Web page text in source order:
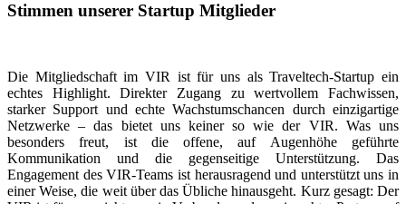
Stimmen unserer Startup Mitglieder
Die Mitgliedschaft im VIR ist für uns als Traveltech-Startup ein
echtes Highlight. Direkter Zugang zu wertvollem Fachwissen,
starker Support und echte Wachstumschancen durch einzigartige
Netzwerke – das bietet uns keiner so wie der VIR. Was uns
besonders freut, ist die offene, auf Augenhöhe geführte
Kommunikation und die gegenseitige Unterstützung. Das
Engagement des VIR-Teams ist herausragend und unterstützt uns in
einer Weise, die weit über das Übliche hinausgeht. Kurz gesagt: Der